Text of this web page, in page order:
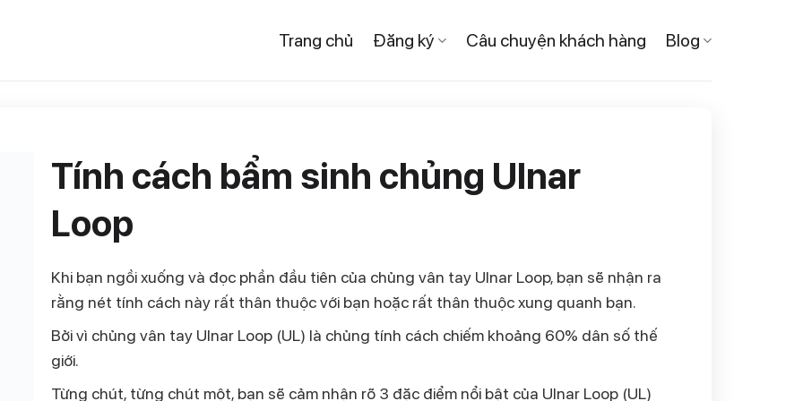
Trang chủ Đăng ký Câu chuyện khách hàng Blog
Tính cách bẩm sinh chủng Ulnar
Loop
Khi bạn ngồi xuống và đọc phần đầu tiên của chủng vân tay Ulnar Loop, bạn sẽ nhận ra
rằng nét tính cách này rất thân thuộc với bạn hoặc rất thân thuộc xung quanh bạn.
Bởi vì chủng vân tay Ulnar Loop (UL) là chủng tính cách chiếm khoảng 60% dân số thế
giới.
Từng chút, từng chút một, bạn sẽ cảm nhận rõ 3 đặc điểm nổi bật của Ulnar Loop (UL)